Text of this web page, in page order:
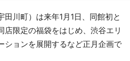
川町）は来年1月1日、同館初と
店限定の福袋をはじめ、渋谷エリ
ションを展開するなど正月企画で